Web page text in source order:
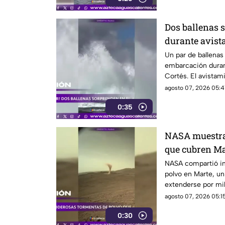
0:35
Dos ballenas
durante
Cortés
Un par de
embarcación
Cortés. El
sorprendió a los
agosto 07, 2026
0:30
NASA
que cubren
NASA compartió
polvo en Marte,
extenderse por
misiones de
agosto 07, 2026